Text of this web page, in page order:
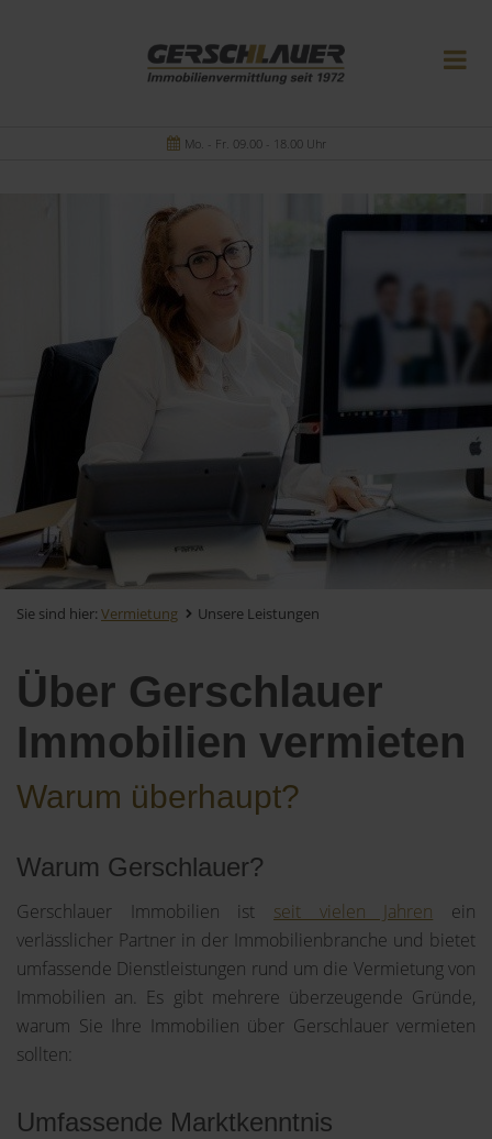
Mo. - Fr. 09.00 - 18.00 Uhr
Sie sind hier: Vermietung Unsere Leistungen
Über Gerschlauer
Immobilien vermieten
Warum überhaupt?
Warum Gerschlauer?
Gerschlauer Immobilien ist seit vielen Jahren ein
verlässlicher Partner in der Immobilienbranche und bietet
umfassende Dienstleistungen rund um die Vermietung von
Immobilien an. Es gibt mehrere überzeugende Gründe,
warum Sie Ihre Immobilien über Gerschlauer vermieten
sollten:
Umfassende Marktkenntnis